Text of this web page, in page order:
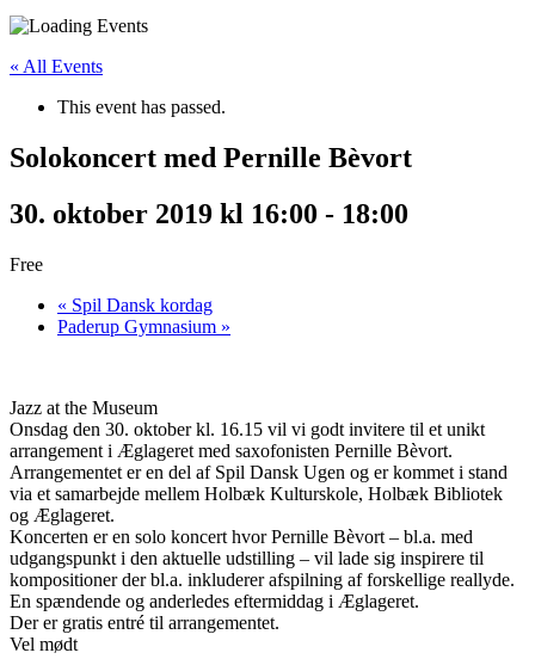
« All Events
This event has passed.
Solokoncert med Pernille Bèvort
30. oktober 2019 kl 16:00 - 18:00
Free
« Spil Dansk kordag
Paderup Gymnasium »
Jazz at the Museum
Onsdag den 30. oktober kl. 16.15 vil vi godt invitere til et unikt
arrangement i Æglageret med saxofonisten Pernille Bèvort.
Arrangementet er en del af Spil Dansk Ugen og er kommet i stand
via et samarbejde mellem Holbæk Kulturskole, Holbæk Bibliotek
og Æglageret.
Koncerten er en solo koncert hvor Pernille Bèvort – bl.a. med
udgangspunkt i den aktuelle udstilling – vil lade sig inspirere til
kompositioner der bl.a. inkluderer afspilning af forskellige reallyde.
En spændende og anderledes eftermiddag i Æglageret.
Der er gratis entré til arrangementet.
Vel mødt